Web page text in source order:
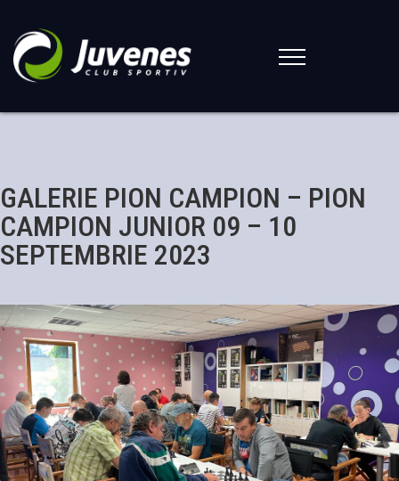
GALERIE PION CAMPION – PION
CAMPION JUNIOR 09 – 10
SEPTEMBRIE 2023